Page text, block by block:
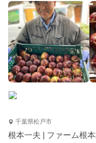
千葉県松戸市
根本一夫 | ファーム根